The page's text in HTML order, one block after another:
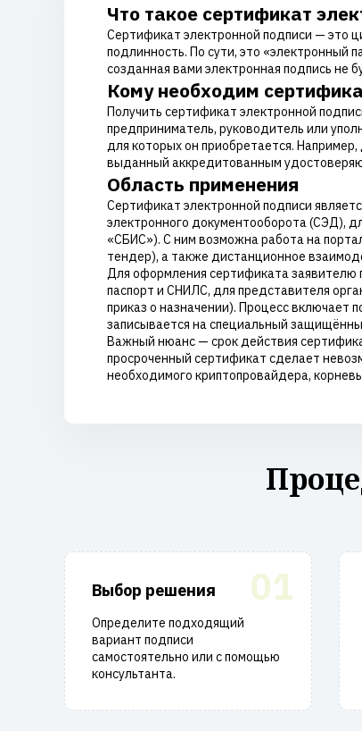
Что такое сертификат
Сертификат электронной подписи — это
подлинность. По сути, это «электронный
созданная вами электронная подпись не
Кому необходим
Получить сертификат электронной
предприниматель, руководитель или
для которых он приобретается.
выданный аккредитованным
Область применения
Сертификат электронной подписи
электронного документооборота (СЭД),
«СБИС»). С ним возможна работа на
тендер), а также дистанционное
Для оформления сертификата заявителю
паспорт и СНИЛС, для представителя
приказ о назначении). Процесс включает
записывается на специальный
Важный нюанс — срок действия
просроченный сертификат сделает
необходимого криптопровайдера,
01
Выбор решения
Определите подходящий
вариант подписи
самостоятельно или с помощью
консультанта.